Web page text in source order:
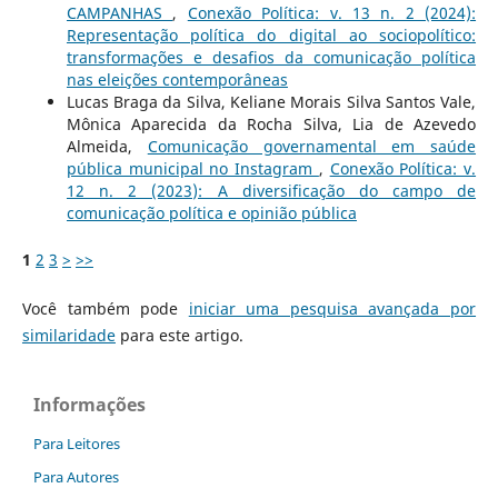
CAMPANHAS , Conexão Política: v. 13 n. 2 (2024):
Representação política do digital ao sociopolítico:
transformações e desafios da comunicação política
nas eleições contemporâneas
Lucas Braga da Silva, Keliane Morais Silva Santos Vale,
Mônica Aparecida da Rocha Silva, Lia de Azevedo
Almeida, Comunicação governamental em saúde
pública municipal no Instagram , Conexão Política: v.
12 n. 2 (2023): A diversificação do campo de
comunicação política e opinião pública
1 2 3 > >>
Você também pode iniciar uma pesquisa avançada por
similaridadepara este artigo.
Informações
Para Leitores
Para Autores